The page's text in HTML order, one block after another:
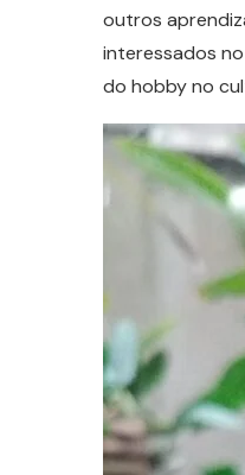
outros
interessados
do hobby no